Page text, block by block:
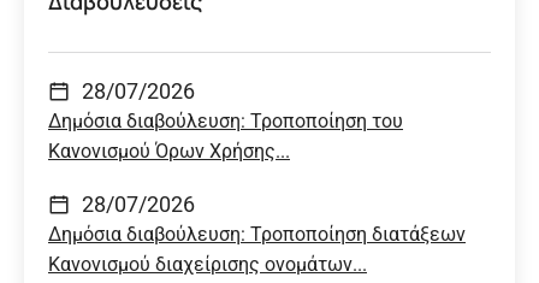
28/07/2026
Δημόσια διαβούλευση: Τροποποίηση του
Κανονισμού Όρων Χρήσης...
28/07/2026
Δημόσια διαβούλευση: Τροποποίηση διατάξεων
Κανονισμού διαχείρισης ονομάτων...